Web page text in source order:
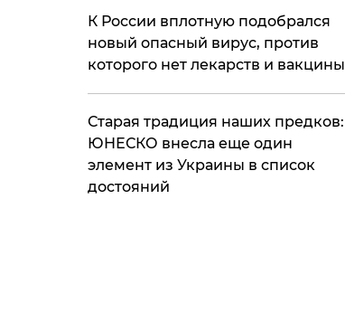
К России вплотную подобрался
новый опасный вирус, против
которого нет лекарств и вакцины
​Старая традиция наших предков:
ЮНЕСКО внесла еще один
элемент из Украины в список
достояний